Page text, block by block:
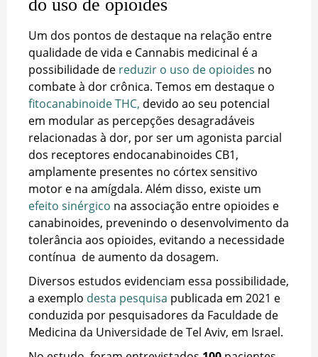
do uso de opioides
Um dos pontos de destaque na relação entre
qualidade de vida e Cannabis medicinal é a
possibilidade de reduzir o uso de opioides no
combate à dor crônica. Temos em destaque o
fitocanabinoide THC, devido ao seu potencial
em modular as percepções desagradáveis
relacionadas à dor, por ser um agonista parcial
dos receptores endocanabinoides CB1,
amplamente presentes no córtex sensitivo
motor e na amígdala. Além disso, existe um
efeito sinérgico na associação entre opioides e
canabinoides, prevenindo o desenvolvimento da
tolerância aos opioides, evitando a necessidade
contínua de aumento da dosagem.
Diversos estudos evidenciam essa possibilidade,
a exemplo desta pesquisa publicada em 2021 e
conduzida por pesquisadores da Faculdade de
Medicina da Universidade de Tel Aviv, em Israel.